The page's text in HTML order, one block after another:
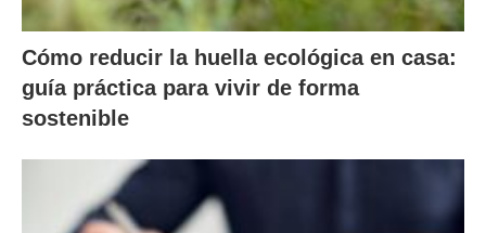
Cómo reducir la huella ecológica en casa:
guía práctica para vivir de forma
sostenible